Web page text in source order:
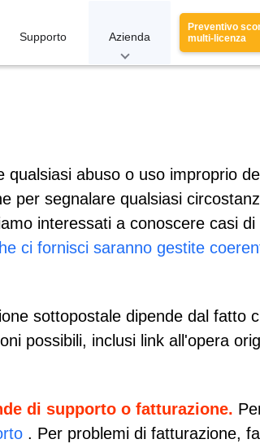
Supporto Azienda
Preventivo
multi-licenza
abuso o uso improprio
per segnalare qualsiasi
interessati a conoscere casi
ci fornisci saranno gestite
sottopostale dipende dal fatto
possibili, inclusi link all'opera
di supporto o fatturazione.
. Per problemi di fatturazione,